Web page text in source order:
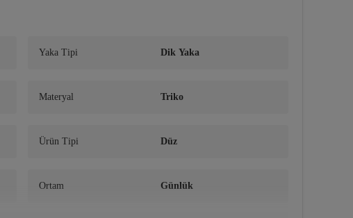
Yaka Tipi Dik Yaka
Materyal Triko
Ürün Tipi Düz
Ortam Günlük